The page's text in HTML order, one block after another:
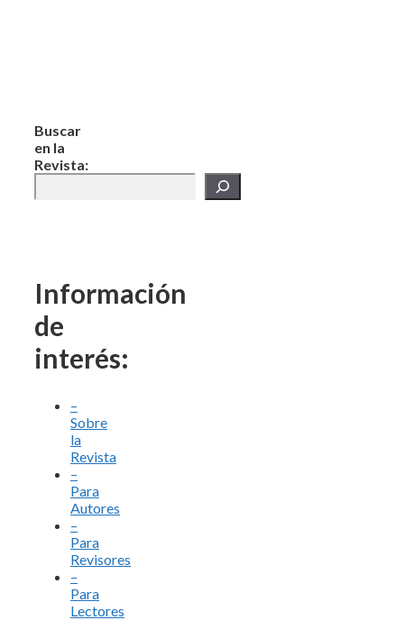
Buscar
en la
Revista:
Información
de
interés:
–
Sobre
la
Revista
–
Para
Autores
–
Para
Revisores
–
Para
Lectores